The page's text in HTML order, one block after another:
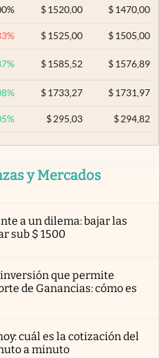
% $ 1520,00 $1470,00
% $ 1525,00 $1505,00
% $ 1585,52 $1576,89
% $ 1733,27 $1731,97
% $ 295,03 $294,82
y Mercados
a un dilema: bajar las
sub $ 1500
que permite
de Ganancias: cómo es
cuál es la cotización del
a minuto